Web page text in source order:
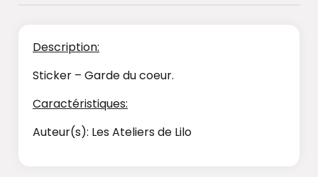
Description:
Sticker – Garde du coeur.
Caractéristiques:
Auteur(s): Les Ateliers de Lilo